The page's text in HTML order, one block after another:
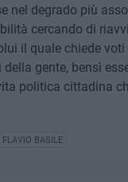
nel degrado più
cercando di
il quale chiede
gente, bensì
politica cittadina
FLAVIO BASILE